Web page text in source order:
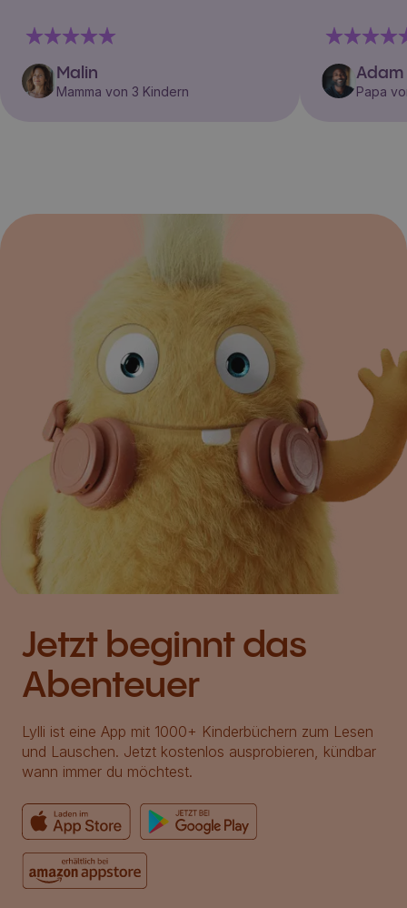
Malin
Mamma von 3 Kindern
Adam
Papa
Jetzt beginnt das
Abenteuer
Lylli ist eine App mit 1000+ Kinderbüchern zum Lesen
und Lauschen. Jetzt kostenlos ausprobieren, kündbar
wann immer du möchtest.